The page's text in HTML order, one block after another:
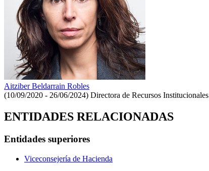
Aitziber Beldarrain Robles
(10/09/2020 - 26/06/2024) Directora de Recursos Institucionales
ENTIDADES RELACIONADAS
Entidades superiores
Viceconsejería de Hacienda